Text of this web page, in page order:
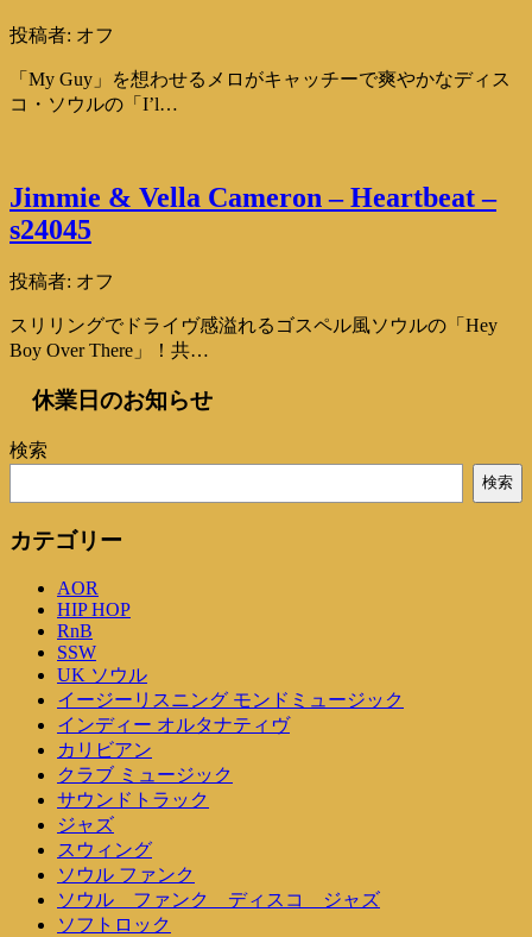
投稿者: オフ
「My Guy」を想わせるメロがキャッチーで爽やかなディス
コ・ソウルの「I’l…
Jimmie & Vella Cameron – Heartbeat –
s24045
投稿者: オフ
スリリングでドライヴ感溢れるゴスペル風ソウルの「Hey
Boy Over There」！共…
休業日のお知らせ
検索
検索
カテゴリー
AOR
HIP HOP
RnB
SSW
UK ソウル
イージーリスニング モンドミュージック
インディー オルタナティヴ
カリビアン
クラブ ミュージック
サウンドトラック
ジャズ
スウィング
ソウル ファンク
ソウル ファンク ディスコ ジャズ
ソフトロック